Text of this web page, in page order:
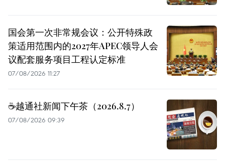
国会第一次非常规会议：公开特殊政
策适用范围内的2027年APEC领导人会
议配套服务项目工程认定标准
07/08/2026 11:27
☕️越通社新闻下午茶（2026.8.7）
07/08/2026 09:39